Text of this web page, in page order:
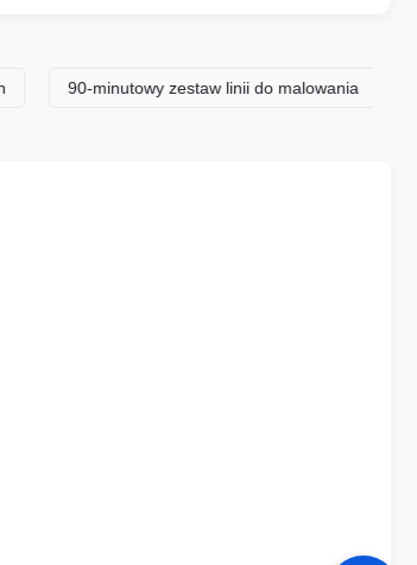
90-minutowy zestaw linii do malowania linia do